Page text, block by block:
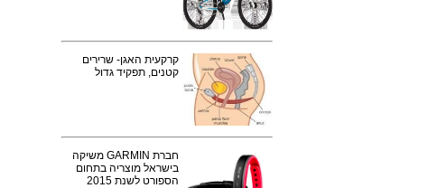
קרקעית האגן- שרירים
קטנים, תפקיד גדול
חברת GARMIN משיקה
בישראל מוצריה בתחום
הספורט לשנת 2015